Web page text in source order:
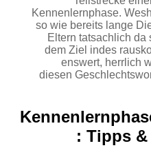
Kennenlernphase.
so wie bereits lange
Eltern tatsachlich da
dem Ziel indes
enswert, herrlich
diesen
: Tipps